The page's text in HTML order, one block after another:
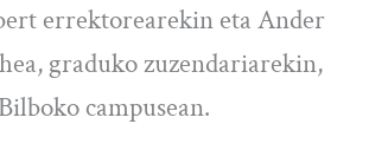
errektorearekin eta Ander
graduko zuzendariarekin,
Bilboko campusean.